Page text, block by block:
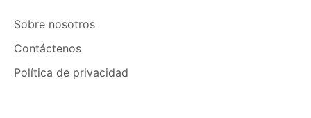
Sobre nosotros
Contáctenos
Política de privacidad